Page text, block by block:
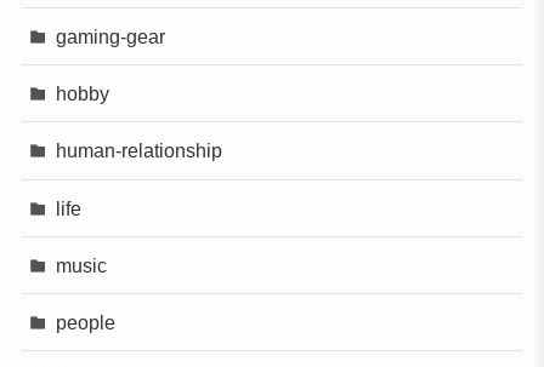
gaming-gear
hobby
human-relationship
life
music
people